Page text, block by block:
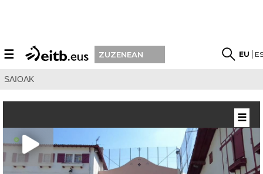
☰ ZUZENEAN EU
SAIOAK
☰